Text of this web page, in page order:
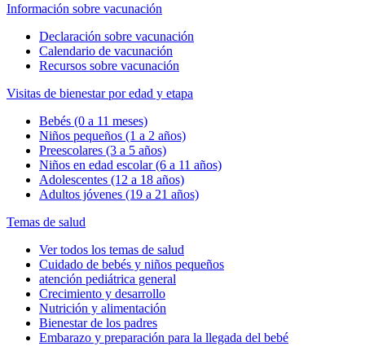
Información sobre vacunación
Declaración sobre vacunación
Calendario de vacunación
Recursos sobre vacunación
Visitas de bienestar por edad y etapa
Bebés (0 a 11 meses)
Niños pequeños (1 a 2 años)
Preescolares (3 a 5 años)
Niños en edad escolar (6 a 11 años)
Adolescentes (12 a 18 años)
Adultos jóvenes (19 a 21 años)
Temas de salud
Ver todos los temas de salud
Cuidado de bebés y niños pequeños
atención pediátrica general
Crecimiento y desarrollo
Nutrición y alimentación
Bienestar de los padres
Embarazo y preparación para la llegada del bebé